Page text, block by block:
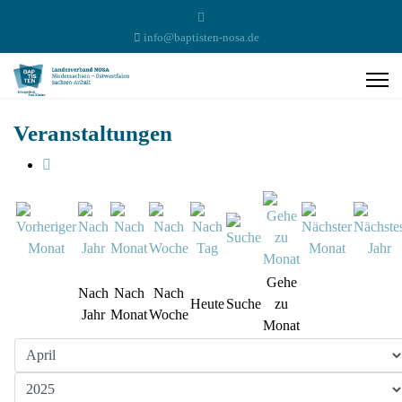
info@baptisten-nosa.de
Veranstaltungen
Nach
Jahr
Nach
Monat
Nach
Woche
HeuteSuche
Gehe
zu
Monat